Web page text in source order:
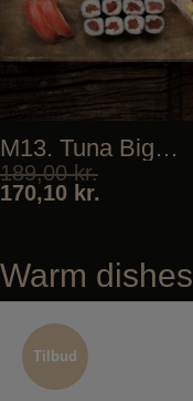
M13. Tuna Biggie
189,00kr.
170,10 kr.
Warm dishes
Tilbud
Tilbud